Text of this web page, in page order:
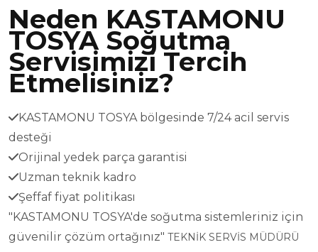
Neden KASTAMONU
TOSYA Soğutma
Servisimizi Tercih
Etmelisiniz?
KASTAMONU TOSYA bölgesinde 7/24 acil servis
desteği
Orijinal yedek parça garantisi
Uzman teknik kadro
Şeffaf fiyat politikası
"KASTAMONU TOSYA'de soğutma sistemleriniz için
güvenilir çözüm ortağınız" TEKNİK SERVİS MÜDÜRÜ